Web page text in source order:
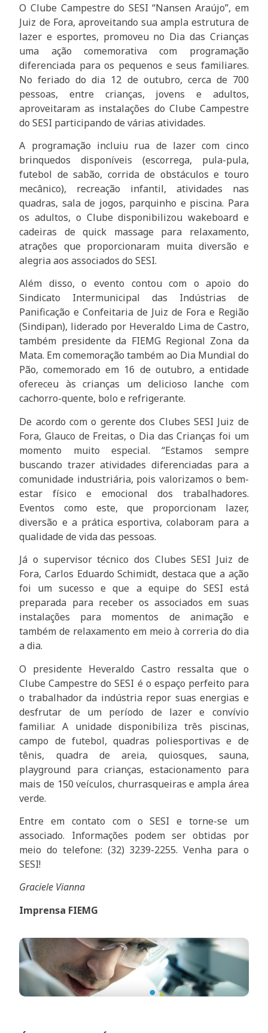
O Clube Campestre do SESI “Nansen Araújo”, em
Juiz de Fora, aproveitando sua ampla estrutura de
lazer e esportes, promoveu no Dia das Crianças
uma ação comemorativa com programação
diferenciada para os pequenos e seus familiares.
No feriado do dia 12 de outubro, cerca de 700
pessoas, entre crianças, jovens e adultos,
aproveitaram as instalações do Clube Campestre
do SESI participando de várias atividades.
A programação incluiu rua de lazer com cinco
brinquedos disponíveis (escorrega, pula-pula,
futebol de sabão, corrida de obstáculos e touro
mecânico), recreação infantil, atividades nas
quadras, sala de jogos, parquinho e piscina. Para
os adultos, o Clube disponibilizou wakeboard e
cadeiras de quick massage para relaxamento,
atrações que proporcionaram muita diversão e
alegria aos associados do SESI.
Além disso, o evento contou com o apoio do
Sindicato Intermunicipal das Indústrias de
Panificação e Confeitaria de Juiz de Fora e Região
(Sindipan), liderado por Heveraldo Lima de Castro,
também presidente da FIEMG Regional Zona da
Mata. Em comemoração também ao Dia Mundial do
Pão, comemorado em 16 de outubro, a entidade
ofereceu às crianças um delicioso lanche com
cachorro-quente, bolo e refrigerante.
De acordo com o gerente dos Clubes SESI Juiz de
Fora, Glauco de Freitas, o Dia das Crianças foi um
momento muito especial. “Estamos sempre
buscando trazer atividades diferenciadas para a
comunidade industriária, pois valorizamos o bem-
estar físico e emocional dos trabalhadores.
Eventos como este, que proporcionam lazer,
diversão e a prática esportiva, colaboram para a
qualidade de vida das pessoas.
Já o supervisor técnico dos Clubes SESI Juiz de
Fora, Carlos Eduardo Schimidt, destaca que a ação
foi um sucesso e que a equipe do SESI está
preparada para receber os associados em suas
instalações para momentos de animação e
também de relaxamento em meio à correria do dia
a dia.
O presidente Heveraldo Castro ressalta que o
Clube Campestre do SESI é o espaço perfeito para
o trabalhador da indústria repor suas energias e
desfrutar de um período de lazer e convívio
familiar. A unidade disponibiliza três piscinas,
campo de futebol, quadras poliesportivas e de
tênis, quadra de areia, quiosques, sauna,
playground para crianças, estacionamento para
mais de 150 veículos, churrasqueiras e ampla área
verde.
Entre em contato com o SESI e torne-se um
associado. Informações podem ser obtidas por
meio do telefone: (32) 3239-2255. Venha para o
SESI!
Graciele Vianna
Imprensa FIEMG